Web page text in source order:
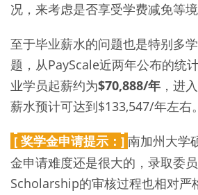
况，来考虑是否享受学费减免等境
至于毕业薪水的问题也是特别多
题，从PayScale近两年公布的统
业学员起薪约为$70,888/年 ，进
薪水预计可达到$133,547/年左右。
[ 奖学金申请提示： ] 南加州大学
金申请难度还是很大的，录取委
Scholarship的审核过程也相对严